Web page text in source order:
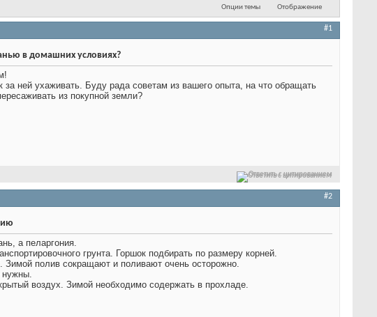
Опции темы Отображение
#1
в домашних условиях?
ней ухаживать. Буду рада советам из вашего опыта, на что обращать
из покупной земли?
Ответить с цитированием
#2
а пеларгония.
грунта. Горшок подбирать по размеру корней.
полив сокращают и поливают очень осторожно.
воздух. Зимой необходимо содержать в прохладе.